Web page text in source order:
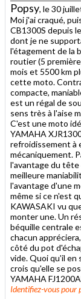
Popsy, le 30
Moi j'ai craqué,
CB1300S depuis
dont je ne
l'étagement de la
routier (5
mois et 5500 km
cette moto.
compacte,
est un régal de
sens très à l'aise
C'est une moto
YAMAHA
refroidissement à
mécaniquement.
l'avantage du tête
meilleure
l'avantage d'une
même si ce n'est
KAWASAKI vu
monter une. Un
béquille centrale
chacun
côté du pot
vide. Quoi qu'il en
crois qu'elle se
YAMAHA
Identifiez-vouspour